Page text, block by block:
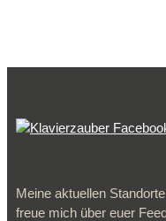
Meine aktuellen
freue mich über euer